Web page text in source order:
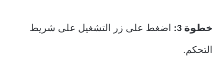
خطوة 3: اضغط على زر التشغيل على شريط
التحكم.